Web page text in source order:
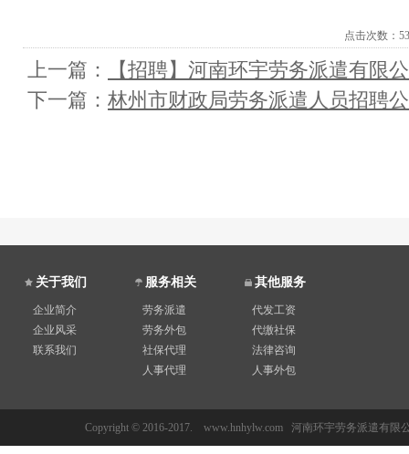
点击次数：
上一篇：
【招聘】河南环宇劳务派遣有限
下一篇： 林州市财政局劳务派遣人员招聘
关于我们
企业简介
企业风采
联系我们
服务相关
劳务派遣
劳务外包
社保代理
人事代理
其他服务
代发工资
代缴社保
法律咨询
人事外包
Copyright © 2016-2017. www.hnhylw.com 河南环宇劳务派遣有限